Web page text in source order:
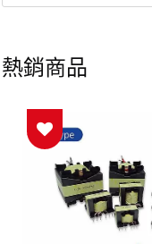
熱銷商品